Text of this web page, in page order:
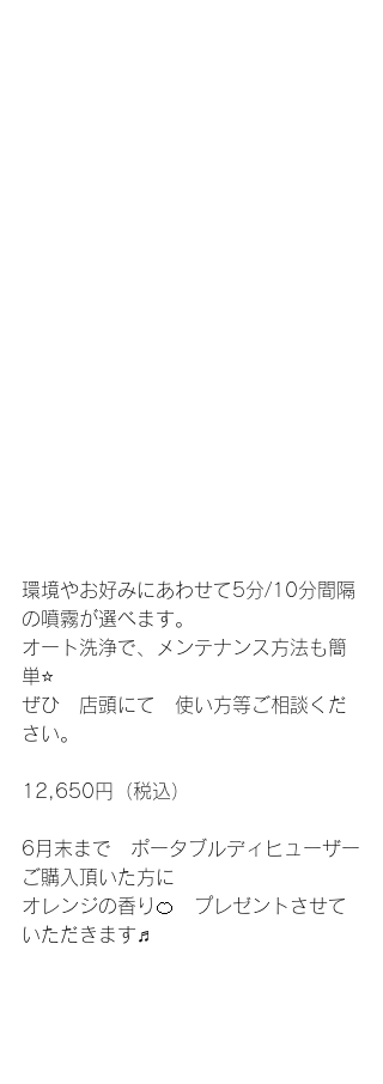
環境やお好みにあわせて5分/10分間隔
の噴霧が選べます。
オート洗浄で、メンテナンス方法も簡
単⭐️
ぜひ　店頭にて　使い方等ご相談くだ
さい。
12,650円（税込）
6月末まで　ポータブルディヒューザー
ご購入頂いた方に
オレンジの香り🍊　プレゼントさせて
いただきます♬